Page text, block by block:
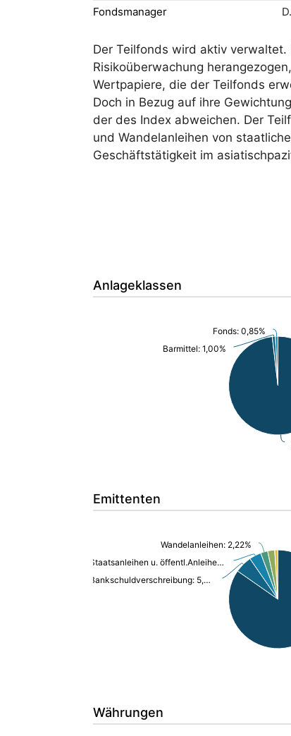
Fondsmanager
Der Teilfonds wird aktiv
Risikoüberwachung
Wertpapiere, die der Teilfonds
Doch in Bezug auf ihre
der des Index abweichen. Der
und Wandelanleihen von
Geschäftstätigkeit im
Anlageklassen
Barmittel: 1,00%
Fonds: 0,85%
Emittenten
Bankschuldverschreibung: 5,37%
Staatsanleihen u. öffentl.Anleihen: 3,72%
Wandelanleihen: 2,22%
Währungen